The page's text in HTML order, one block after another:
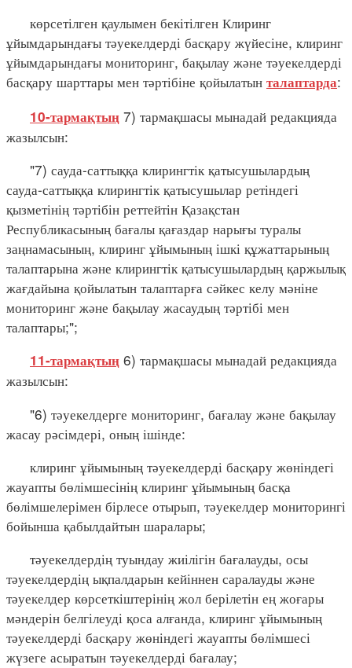
көрсетілген қаулымен бекітілген Клиринг
ұйымдарындағы тәуекелдерді басқару жүйесіне, клиринг
ұйымдарындағы мониторинг, бақылау және тәуекелдерді
басқару шарттары мен тәртібіне қойылатын талаптарда:
10-тармақтың 7) тармақшасы мынадай редакцияда
жазылсын:
"7) сауда-саттыққа клирингтік қатысушылардың
сауда-саттыққа клирингтік қатысушылар ретіндегі
қызметінің тәртібін реттейтін Қазақстан
Республикасының бағалы қағаздар нарығы туралы
заңнамасының, клиринг ұйымының ішкі құжаттарының
талаптарына және клирингтік қатысушылардың қаржылық
жағдайына қойылатын талаптарға сәйкес келу мәніне
мониторинг және бақылау жасаудың тәртібі мен
талаптары;";
11-тармақтың 6) тармақшасы мынадай редакцияда
жазылсын:
"6) тәуекелдерге мониторинг, бағалау және бақылау
жасау рәсімдері, оның ішінде:
клиринг ұйымының тәуекелдерді басқару жөніндегі
жауапты бөлімшесінің клиринг ұйымының басқа
бөлімшелерімен бірлесе отырып, тәуекелдер мониторингі
бойынша қабылдайтын шаралары;
тәуекелдердің туындау жиілігін бағалауды, осы
тәуекелдердің ықпалдарын кейіннен саралауды және
тәуекелдер көрсеткіштерінің жол берілетін ең жоғары
мәндерін белгілеуді қоса алғанда, клиринг ұйымының
тәуекелдерді басқару жөніндегі жауапты бөлімшесі
жүзеге асыратын тәуекелдерді бағалау;